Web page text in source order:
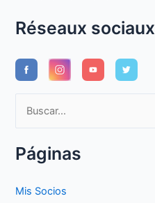
Réseaux sociaux
cPáginas
Mis Socios